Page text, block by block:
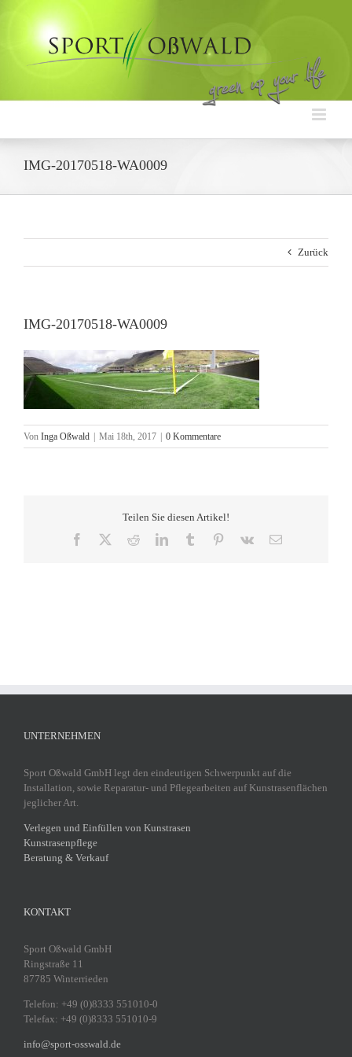
IMG-20170518-WA0009
Zurück
IMG-20170518-WA0009
Von Inga Oßwald Mai 18th, 2017 0 Kommentare
Teilen Sie diesen Artikel!
Facebook RedditLinkedInTumblr Pinterest
Vk
E-
UNTERNEHMEN
Sport Oßwald GmbH legt den eindeutigen Schwerpunkt auf die
Installation, sowie Reparatur- und Pflegearbeiten auf Kunstrasenflächen
jeglicher Art.
Verlegen und Einfüllen von Kunstrasen
Kunstrasenpflege
Beratung & Verkauf
KONTAKT
Sport Oßwald GmbH
Ringstraße 11
87785 Winterrieden
Telefon: +49 (0)8333 551010-0
Telefax: +49 (0)8333 551010-9
info@sport-osswald.de